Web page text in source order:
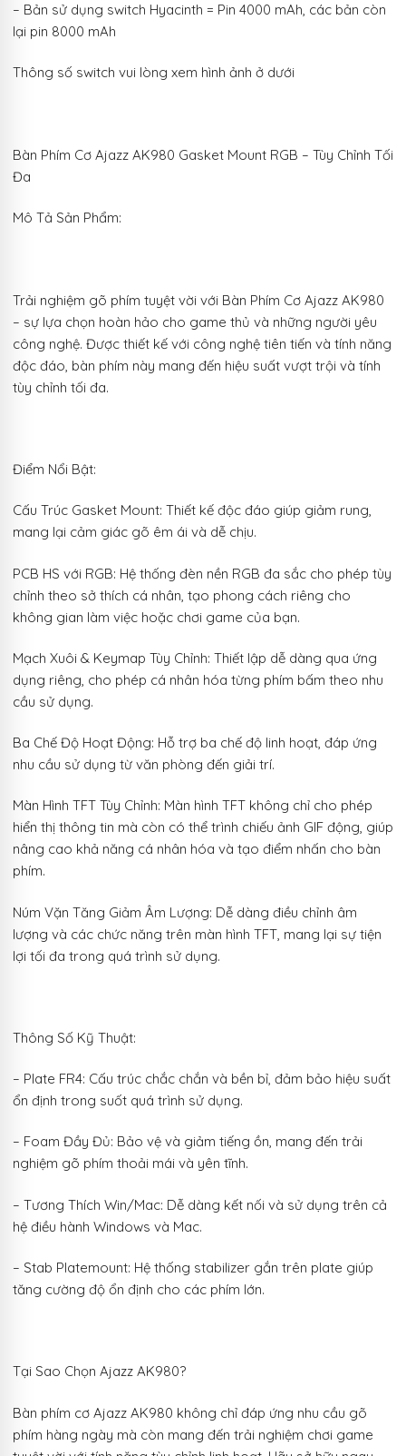
– Bản sử dụng switch Hyacinth = Pin 4000 mAh, các bản còn
lại pin 8000 mAh
Thông số switch vui lòng xem hình ảnh ở dưới
Bàn Phím Cơ Ajazz AK980 Gasket Mount RGB – Tùy Chỉnh Tối
Đa
Mô Tả Sản Phẩm:
Trải nghiệm gõ phím tuyệt vời với Bàn Phím Cơ Ajazz AK980
– sự lựa chọn hoàn hảo cho game thủ và những người yêu
công nghệ. Được thiết kế với công nghệ tiên tiến và tính năng
độc đáo, bàn phím này mang đến hiệu suất vượt trội và tính
tùy chỉnh tối đa.
Điểm Nổi Bật:
Cấu Trúc Gasket Mount: Thiết kế độc đáo giúp giảm rung,
mang lại cảm giác gõ êm ái và dễ chịu.
PCB HS với RGB: Hệ thống đèn nền RGB đa sắc cho phép tùy
chỉnh theo sở thích cá nhân, tạo phong cách riêng cho
không gian làm việc hoặc chơi game của bạn.
Mạch Xuôi & Keymap Tùy Chỉnh: Thiết lập dễ dàng qua ứng
dụng riêng, cho phép cá nhân hóa từng phím bấm theo nhu
cầu sử dụng.
Ba Chế Độ Hoạt Động: Hỗ trợ ba chế độ linh hoạt, đáp ứng
nhu cầu sử dụng từ văn phòng đến giải trí.
Màn Hình TFT Tùy Chỉnh: Màn hình TFT không chỉ cho phép
hiển thị thông tin mà còn có thể trình chiếu ảnh GIF động, giúp
nâng cao khả năng cá nhân hóa và tạo điểm nhấn cho bàn
phím.
Núm Vặn Tăng Giảm Âm Lượng: Dễ dàng điều chỉnh âm
lượng và các chức năng trên màn hình TFT, mang lại sự tiện
lợi tối đa trong quá trình sử dụng.
Thông Số Kỹ Thuật:
– Plate FR4: Cấu trúc chắc chắn và bền bỉ, đảm bảo hiệu suất
ổn định trong suốt quá trình sử dụng.
– Foam Đầy Đủ: Bảo vệ và giảm tiếng ồn, mang đến trải
nghiệm gõ phím thoải mái và yên tĩnh.
– Tương Thích Win/Mac: Dễ dàng kết nối và sử dụng trên cả
hệ điều hành Windows và Mac.
– Stab Platemount: Hệ thống stabilizer gắn trên plate giúp
tăng cường độ ổn định cho các phím lớn.
Tại Sao Chọn Ajazz AK980?
Bàn phím cơ Ajazz AK980 không chỉ đáp ứng nhu cầu gõ
phím hàng ngày mà còn mang đến trải nghiệm chơi game